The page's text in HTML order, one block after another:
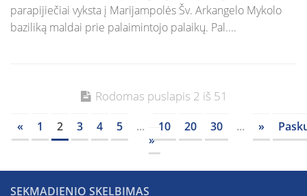
parapijiečiai vyksta į Marijampolės Šv. Arkangelo Mykolo
baziliką maldai prie palaimintojo palaikų. Pal....
Rodomas puslapis 2 iš 51
« 1 2 3 4 5 ... 10 20 30 ... »
»
SEKMADIENIO SKELBIMAS